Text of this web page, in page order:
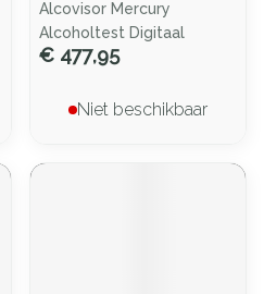
Alcovisor Mercury
Alcoholtest Digitaal
€ 477,95
Niet beschikbaar